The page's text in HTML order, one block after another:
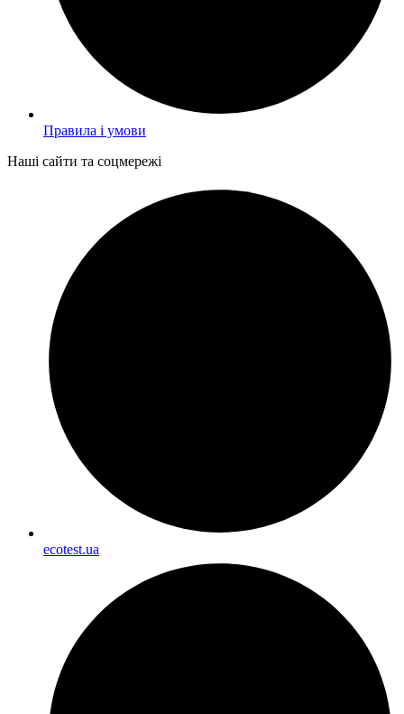
Правила і умови
Наші сайти та соцмережі
ecotest.ua